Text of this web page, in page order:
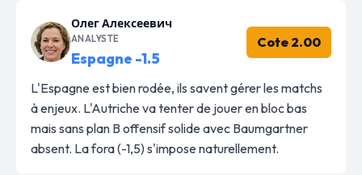
Олег Алексеевич
ANALYSTE
Espagne -1.5
Cote 2.00
L'Espagne est bien rodée, ils savent gérer les matchs
à enjeux. L'Autriche va tenter de jouer en bloc bas
mais sans plan B offensif solide avec Baumgartner
absent. La fora (-1,5) s'impose naturellement.